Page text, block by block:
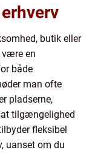
butik eller
være en
både
man ofte
pladserne,
tilgængelighed
fleksibel
uanset om du